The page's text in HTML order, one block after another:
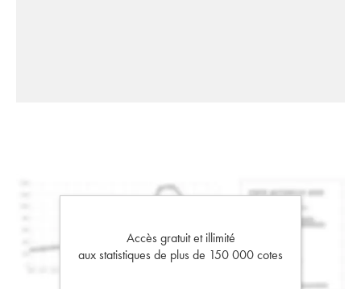
Accès gratuit et illimité
aux statistiques de plus de 150 000 cotes